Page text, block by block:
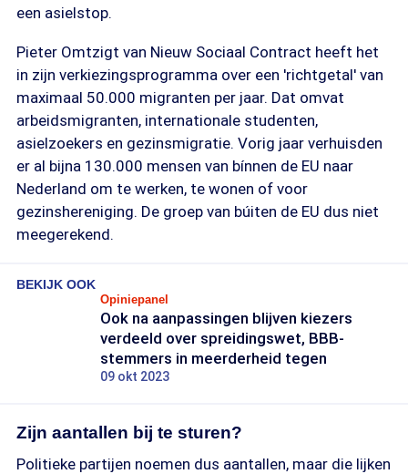
een asielstop.
Pieter Omtzigt van Nieuw Sociaal Contract heeft het
in zijn verkiezingsprogramma over een 'richtgetal' van
maximaal 50.000 migranten per jaar. Dat omvat
arbeidsmigranten, internationale studenten,
asielzoekers en gezinsmigratie. Vorig jaar verhuisden
er al bijna 130.000 mensen van bínnen de EU naar
Nederland om te werken, te wonen of voor
gezinshereniging. De groep van búiten de EU dus niet
meegerekend.
BEKIJK OOK
Opiniepanel
Ook na aanpassingen blijven kiezers
verdeeld over spreidingswet, BBB-
stemmers in meerderheid tegen
09 okt 2023
Zijn aantallen bij te sturen?
Politieke partijen noemen dus aantallen, maar die lijken